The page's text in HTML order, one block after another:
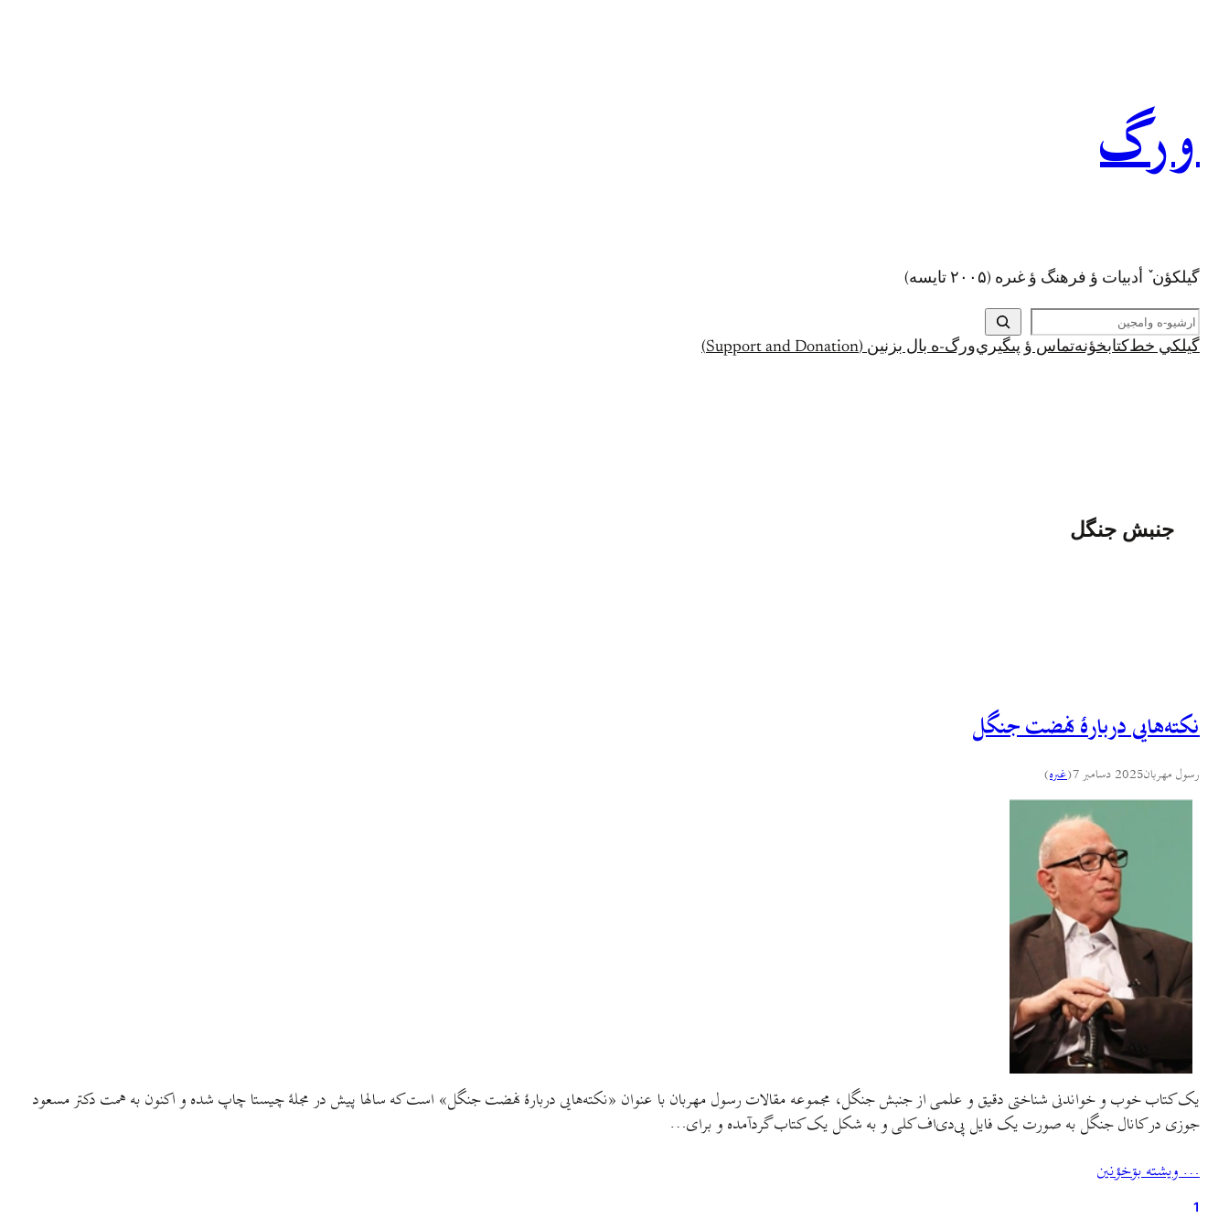
ورگ
گيلکؤن ٚ أدبیات ؤ فرهنگ ؤ غىره (۲۰۰۵ تايسه)
ج
س
تگيلکي خط کتابخؤنهتماس ؤ پىگيريورگ-ه بال بزنين (Support and Donation)
جنبش جنگل
نکته‌هایی دربارهٔ نهضت جنگل
رسول مهربان2025 دسامبر 7 (غىره)
یک کتاب خوب و خواندنی شناختی دقیق و علمی از جنبش جنگل، مجموعه مقالات رسول مهربان با عنوان «نکته‌هایی دربارهٔ نهضت جنگل»‌ است که سالها پیش در مجلهٔ چیستا چاپ شده و اکنون به همت دکتر مسعود
جوزی در کانال جنگل به صورت یک فایل پی‌دی‌اف کلی و به شکل یک کتاب گردآمده و برای…
… ويشته بۊخؤنين
1